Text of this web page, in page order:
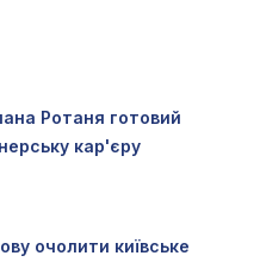
Ротаня готовий
кар'єру
очолити київське